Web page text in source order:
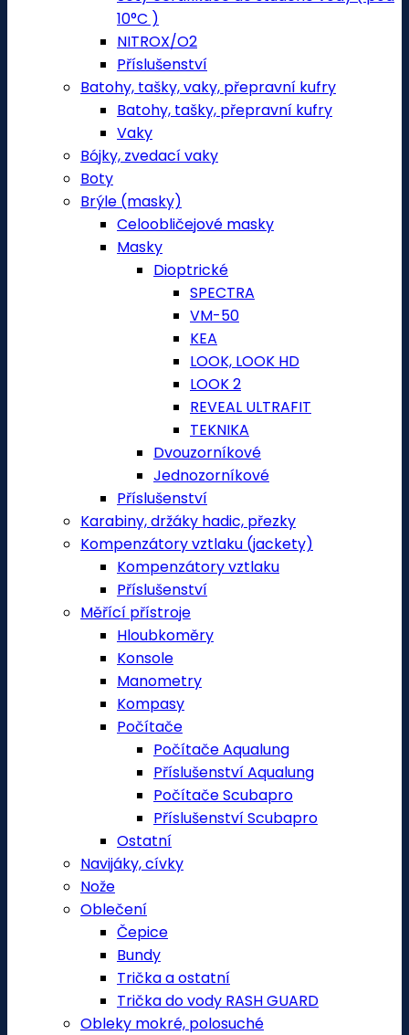
10°C )
NITROX/O2
Příslušenství
Batohy, tašky, vaky, přepravní kufry
Batohy, tašky, přepravní kufry
Vaky
Bójky, zvedací vaky
Boty
Brýle (masky)
Celoobličejové masky
Masky
Dioptrické
SPECTRA
VM-50
KEA
LOOK, LOOK HD
LOOK 2
REVEAL ULTRAFIT
TEKNIKA
Dvouzorníkové
Jednozorníkové
Příslušenství
Karabiny, držáky hadic, přezky
Kompenzátory vztlaku (jackety)
Kompenzátory vztlaku
Příslušenství
Měřící přístroje
Hloubkoměry
Konsole
Manometry
Kompasy
Počítače
Počítače Aqualung
Příslušenství Aqualung
Počítače Scubapro
Příslušenství Scubapro
Ostatní
Navijáky, cívky
Nože
Oblečení
Čepice
Bundy
Trička a ostatní
Trička do vody RASH GUARD
Obleky mokré, polosuché